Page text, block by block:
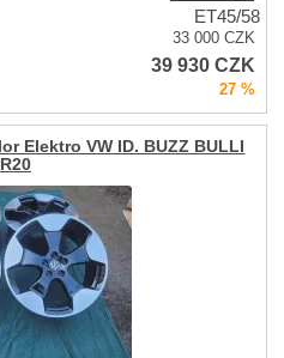
ET45/58
33 000CZK
39 930CZK
27 %
Elektro VW ID. BUZZ BULLI
R20